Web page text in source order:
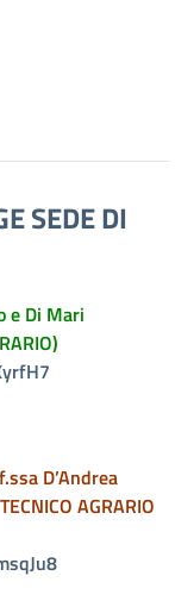
SEDE DI
e Di Mari
D’Andrea
AGRARIO